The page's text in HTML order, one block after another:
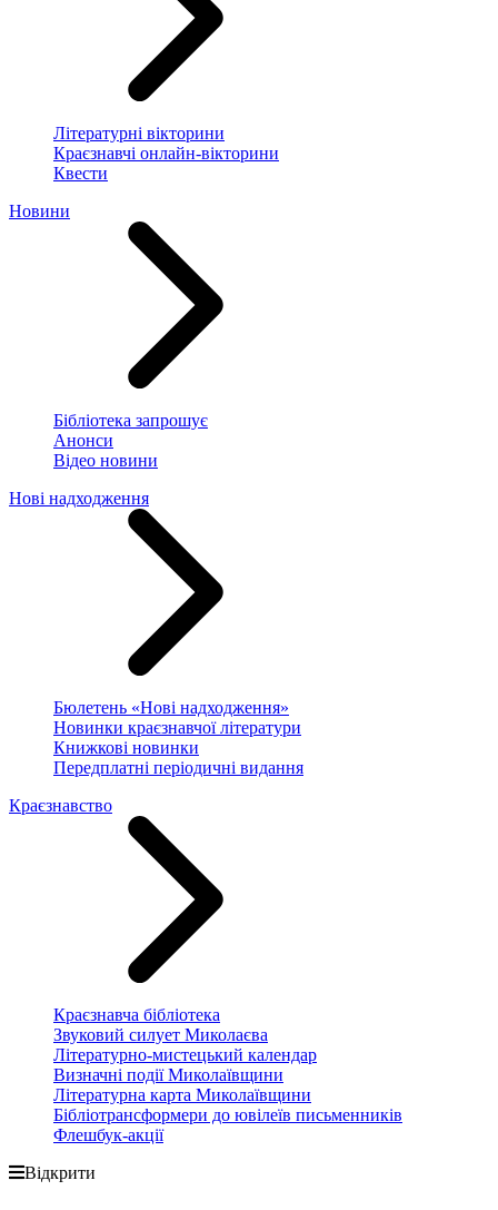
Літературні вікторини
Краєзнавчі онлайн-вікторини
Квести
Новини
Бібліотека запрошує
Анонси
Відео новини
Нові надходження
Бюлетень «Нові надходження»
Новинки краєзнавчої літератури
Книжкові новинки
Передплатні періодичні видання
Краєзнавство
Краєзнавча бібліотека
Звуковий силует Миколаєва
Літературно-мистецький календар
Визначні події Миколаївщини
Літературна карта Миколаївщини
Бібліотрансформери до ювілеїв письменників
Флешбук-акції
Відкрити